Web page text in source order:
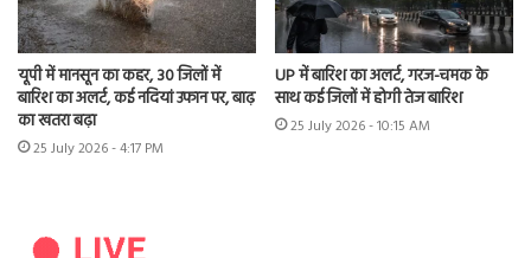
यूपी में मानसून का कहर, 30 जिलों में
बारिश का अलर्ट, कई नदियां उफान पर, बाढ़
का खतरा बढ़ा
25 July 2026 - 4:17 PM
UP में बारिश का अलर्ट, गरज-चमक के
साथ कई जिलों में होगी तेज बारिश
25 July 2026 - 10:15 AM